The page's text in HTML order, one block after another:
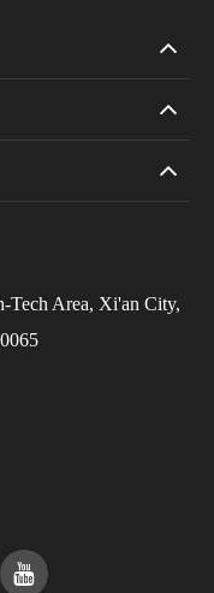
Tech Area, Xi'an City,